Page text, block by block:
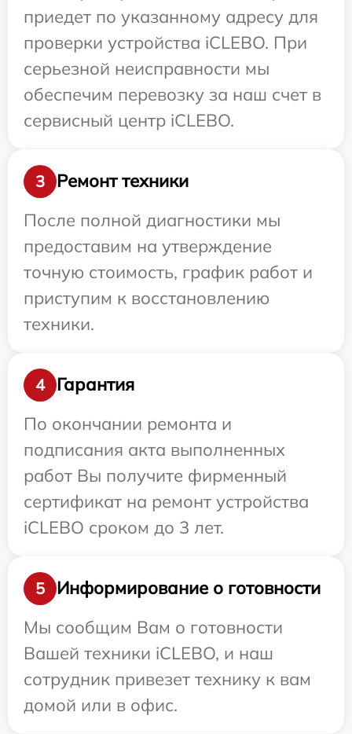
приедет по указанному адресу для
проверки устройства iCLEBO. При
серьезной неисправности мы
обеспечим перевозку за наш счет в
сервисный центр iCLEBO.
3
Ремонт техники
После полной диагностики мы
предоставим на утверждение
точную стоимость, график работ и
приступим к восстановлению
техники.
4
Гарантия
По окончании ремонта и
подписания акта выполненных
работ Вы получите фирменный
сертификат на ремонт устройства
iCLEBO сроком до 3 лет.
5
Информирование о готовности
Мы сообщим Вам о готовности
Вашей техники iCLEBO, и наш
сотрудник привезет технику к вам
домой или в офис.